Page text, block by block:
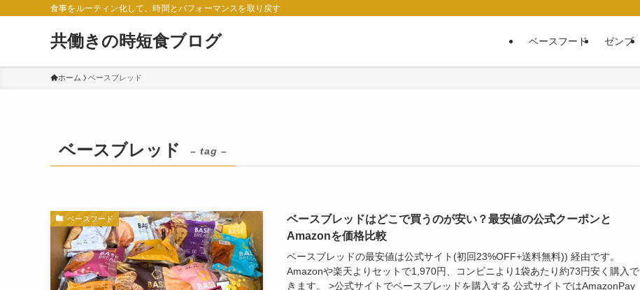
食事をルーティン化して、時間とパフォーマンスを取り戻す
共働きの時短食ブログ ベースフード ゼンブ
ホーム ベースブレッド
ベースブレッド – tag –
ベースフード
ベースブレッドはどこで買うのが安い？最安値の公式クーポンと
Amazonを価格比較
ベースブレッドの最安値は公式サイト(初回23%OFF+送料無料)) 経由です。
Amazonや楽天よりセットで1,970円、コンビニより1袋あたり約73円安く購入で
きます。 >公式サイトでベースブレッドを購入する 公式サイトではAmazonPay